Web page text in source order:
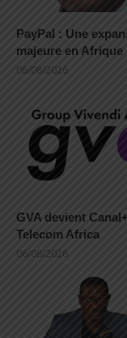
PayPal : Une
majeure en Afrique
06/08/2026
GVA devient Canal+
Telecom Africa
06/08/2026